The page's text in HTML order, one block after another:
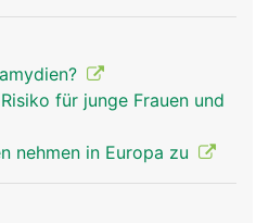
für junge Frauen und
nehmen in Europa zu